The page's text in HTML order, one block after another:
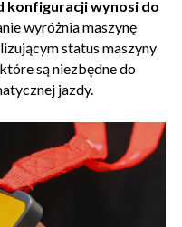
konfiguracji wynosi do
wyróżnia maszynę
status maszyny
są niezbędne do
jazdy.